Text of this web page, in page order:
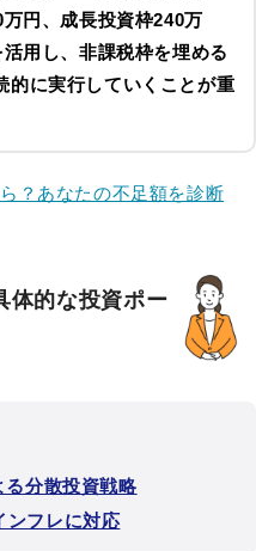
万円、成長投資枠240万
用し、非課税枠を埋める
的に実行していくことが重
？あなたの不足額を診断
体的な投資ポー
る分散投資戦略
ンフレに対応